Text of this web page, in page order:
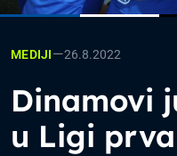
MEDIJI—26.8.2022
Dinamovi
u Ligi